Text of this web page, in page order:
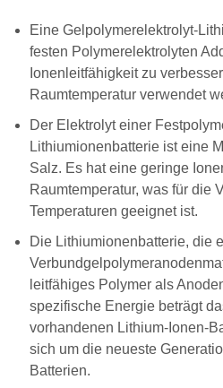
Eine Gelpolymerelektrolyt-
festen Polymerelektrolyten
Ionenleitfähigkeit zu
Raumtemperatur verwendet
Der Elektrolyt einer
Lithiumionenbatterie ist eine
Salz. Es hat eine geringe
Raumtemperatur, was für die
Temperaturen geeignet ist.
Die Lithiumionenbatterie, die
leitfähiges Polymer als
spezifische Energie beträgt
vorhandenen Lithium-Ionen-
sich um die neueste
Batterien.